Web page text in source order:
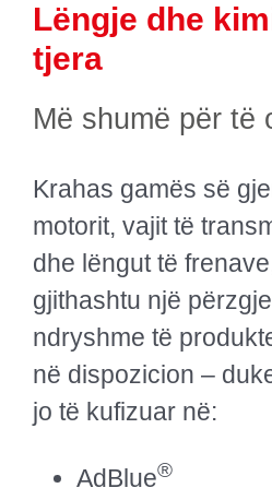
Lëngje dhe
tjera
Më shumë për të
Krahas gamës së
motorit, vajit të
dhe lëngut të
gjithashtu një
ndryshme të
në dispozicion –
jo të kufizuar në:
AdBlue®